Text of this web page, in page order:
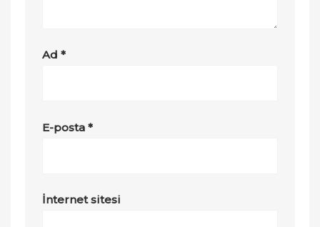
Ad*
E-posta*
İnternet sitesi